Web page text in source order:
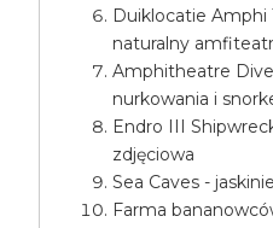
Duiklocatie
naturalny amfiteatr
Amphitheatre
nurkowania i
Endro III
zdjęciowa
Sea Caves -
Farma